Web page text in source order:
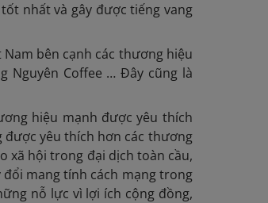
nhất và gây được tiếng vang
bên cạnh các thương hiệu
Nguyên Coffee … Đây cũng là
hiệu mạnh được yêu thích
yêu thích hơn các thương
xã hội trong đại dịch toàn cầu,
mang tính cách mạng trong
nỗ lực vì lợi ích cộng đồng,